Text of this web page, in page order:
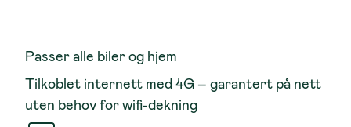
Passer alle biler og hjem
Tilkoblet internett med 4G – garantert på nett
uten behov for wifi-dekning